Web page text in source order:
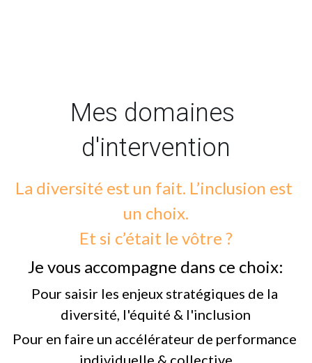
Mes domaines
d'intervention
La diversité est un fait. L’inclusion est
un choix.
Et si c’était le vôtre ?
Je vous accompagne dans ce choix:
Pour saisir les enjeux stratégiques de la
diversité, l'équité & l'inclusion
Pour en faire un accélérateur de performance
individuelle & collective